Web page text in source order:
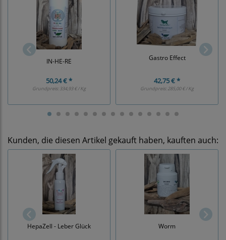
IN-HE-RE
50,24 € *
Grundpreis:334,93 € / Kg
Gastro Effect
42,75 € *
Grundpreis:285,00 € / Kg
Kunden, die diesen Artikel gekauft haben, kauften auch:
HepaZell - Leber Glück Worm